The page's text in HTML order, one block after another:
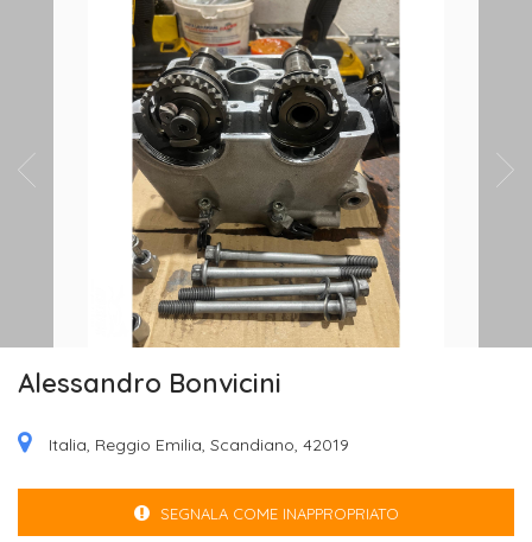
Alessandro Bonvicini
Italia, Reggio Emilia, Scandiano, 42019
SEGNALA COME INAPPROPRIATO